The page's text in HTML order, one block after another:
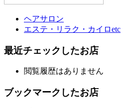
ヘアサロン
エステ・リラク・カイロetc
最近チェックしたお店
閲覧履歴はありません
ブックマークしたお店